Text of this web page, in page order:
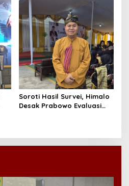
Jantung Anak
Soroti Hasil Survei, Himalo
Desak Prabowo Evaluasi